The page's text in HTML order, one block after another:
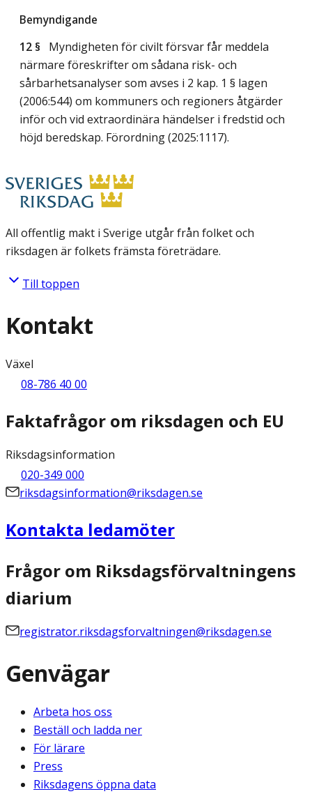
Bemyndigande
12 § Myndigheten för civilt försvar får meddela
närmare föreskrifter om sådana risk- och
sårbarhetsanalyser som avses i 2 kap. 1 § lagen
(2006:544) om kommuners och regioners åtgärder
inför och vid extraordinära händelser i fredstid och
höjd beredskap. Förordning (2025:1117).
All offentlig makt i Sverige utgår från folket och
riksdagen är folkets främsta företrädare.
Till toppen
Kontakt
Växel
08-786 40 00
Faktafrågor om riksdagen och EU
Riksdagsinformation
020-349 000
riksdagsinformation@riksdagen.se
Kontakta ledamöter
Frågor om Riksdagsförvaltningens
diarium
registrator.riksdagsforvaltningen@riksdagen.se
Genvägar
Arbeta hos oss
Beställ och ladda ner
För lärare
Press
Riksdagens öppna data